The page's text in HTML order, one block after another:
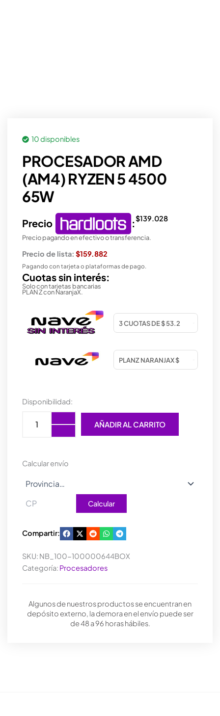
10 disponibles
PROCESADOR AMD
(AM4) RYZEN 5 4500
65W
Precio :$139.028
Precio pagando en efectivo o transferencia.
Precio de lista: $159.882
Pagando con tarjeta o plataformas de pago.
Cuotas sin interés:
Solo con tarjetas bancarias
PLAN Z con NaranjaX.
Disponibilidad:
PROCESADOR
(AM4)
RYZEN
65W
cantidad
AÑADIR AL CARRITO
Calcular envío
Calcular
Compartir:
SKU: NB_100-100000644BOX
Categoría: Procesadores
Algunos de nuestros productos se encuentran en
depósito externo, la demora en el envío puede ser
de 48 a 96 horas hábiles.